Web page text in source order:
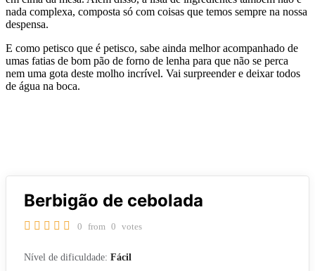
nada complexa, composta só com coisas que temos sempre na nossa
despensa.
E como petisco que é petisco, sabe ainda melhor acompanhado de
umas fatias de bom pão de forno de lenha para que não se perca
nem uma gota deste molho incrível. Vai surpreender e deixar todos
de água na boca.
Berbigão de cebolada
0 from 0 votes
Nível de dificuldade: Fácil